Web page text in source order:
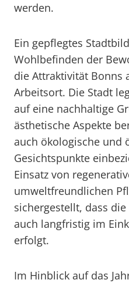
werden.
Ein gepflegtes
Wohlbefinden der
die Attraktivität Bonns
Arbeitsort. Die Stadt
auf eine nachhaltige
ästhetische Aspekte
auch ökologische und
Gesichtspunkte
Einsatz von
umweltfreundlichen
sichergestellt, dass
auch langfristig im
erfolgt.
Im Hinblick auf das